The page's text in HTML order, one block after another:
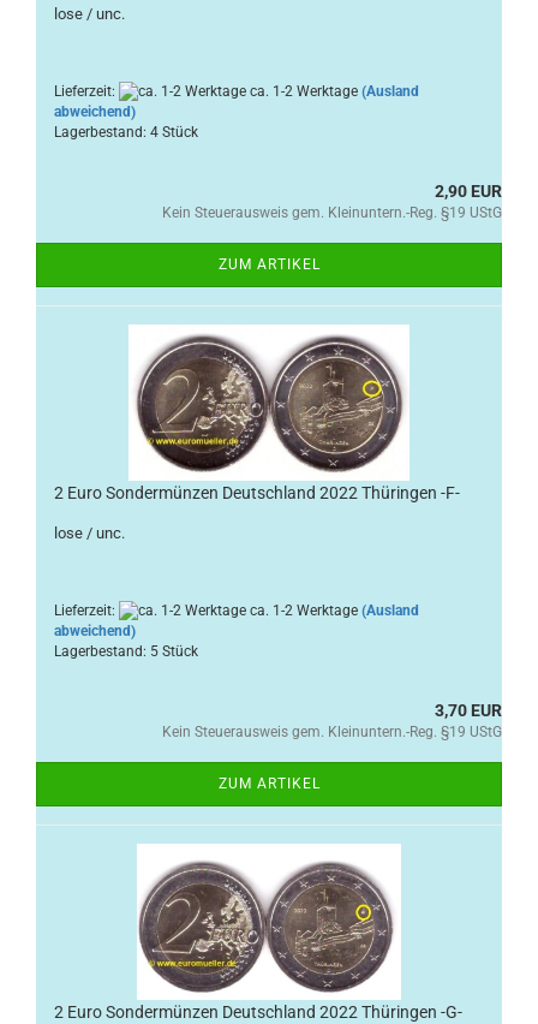
lose / unc.
Lieferzeit: ca. 1-2 Werktage (Ausland
abweichend)
Lagerbestand: 4 Stück
2,90 EUR
Kein Steuerausweis gem. Kleinuntern.-Reg. §19 UStG
ZUM ARTIKEL
2 Euro Sondermünzen Deutschland 2022 Thüringen -F-
lose / unc.
Lieferzeit: ca. 1-2 Werktage (Ausland
abweichend)
Lagerbestand: 5 Stück
3,70 EUR
Kein Steuerausweis gem. Kleinuntern.-Reg. §19 UStG
ZUM ARTIKEL
2 Euro Sondermünzen Deutschland 2022 Thüringen -G-